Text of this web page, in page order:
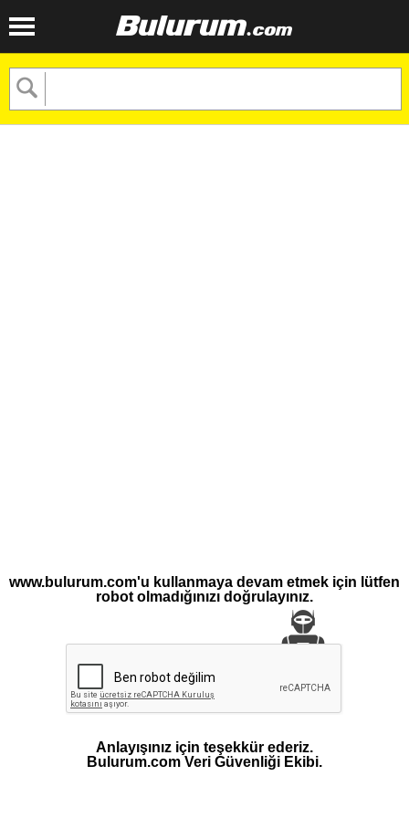
www.bulurum.com'u kullanmaya devam etmek için lütfen
robot olmadığınızı doğrulayınız.
Anlayışınız için teşekkür ederiz.
Bulurum.com Veri Güvenliği Ekibi.